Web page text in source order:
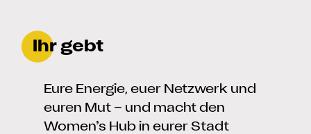
Ihr gebt
Eure Energie, euer Netzwerk und
euren Mut – und macht den
Women’s Hub in eurer Stadt